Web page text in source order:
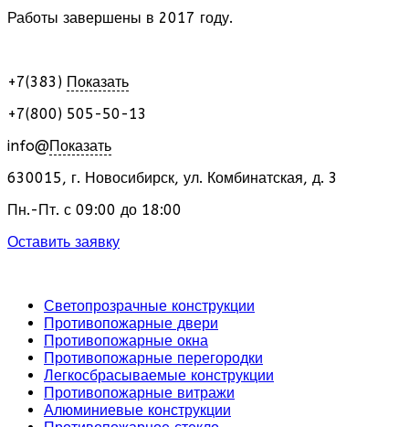
Работы завершены в 2017 году.
+7(383) Показать
+7(800) 505-50-13
info@Показать
630015, г. Новосибирск, ул. Комбинатская, д. 3
Пн.-Пт. с 09:00 до 18:00
Оставить заявку
Светопрозрачные конструкции
Противопожарные двери
Противопожарные окна
Противопожарные перегородки
Легкосбрасываемые конструкции
Противопожарные витражи
Алюминиевые конструкции